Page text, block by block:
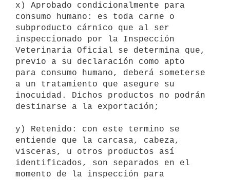
x) Aprobado condicionalmente para
consumo humano: es toda carne o
subproducto cárnico que al ser
inspeccionado por la Inspección
Veterinaria Oficial se determina que,
previo a su declaración como apto
para consumo humano, deberá someterse
a un tratamiento que asegure su
inocuidad. Dichos productos no podrán
destinarse a la exportación;
y) Retenido: con este termino se
entiende que la carcasa, cabeza,
visceras, u otros productos así
identificados, son separados en el
momento de la inspección para